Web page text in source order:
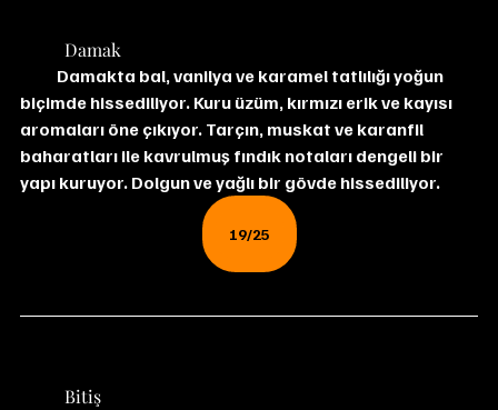
	Damak
biçimde hissediliyor. Kuru üzüm, kırmızı erik ve kayısı
aromaları öne çıkıyor. Tarçın, muskat ve karanfil
baharatları ile kavrulmuş fındık notaları dengeli bir
yapı kuruyor. Dolgun ve yağlı bir gövde hissediliyor.
19/25
	Bitiş